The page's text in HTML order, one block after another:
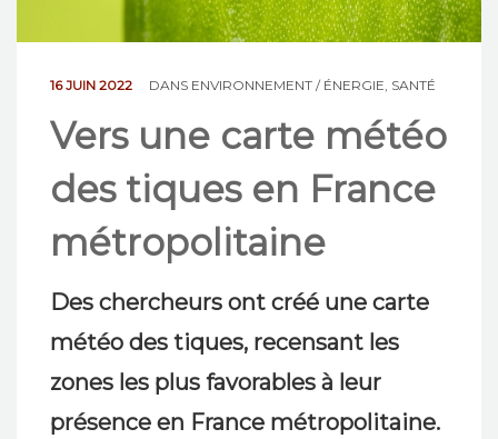
16 JUIN 2022 DANS ENVIRONNEMENT / ÉNERGIE SANTÉ
Vers une carte météo
des tiques en France
métropolitaine
Des chercheurs ont créé une carte
météo des tiques, recensant les
zones les plus favorables à leur
présence en France métropolitaine.